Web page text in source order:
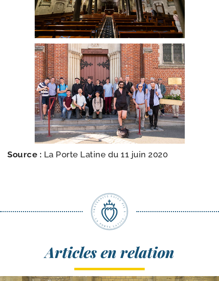
Source : La Porte Latine du 11 juin 2020
Articles en relation